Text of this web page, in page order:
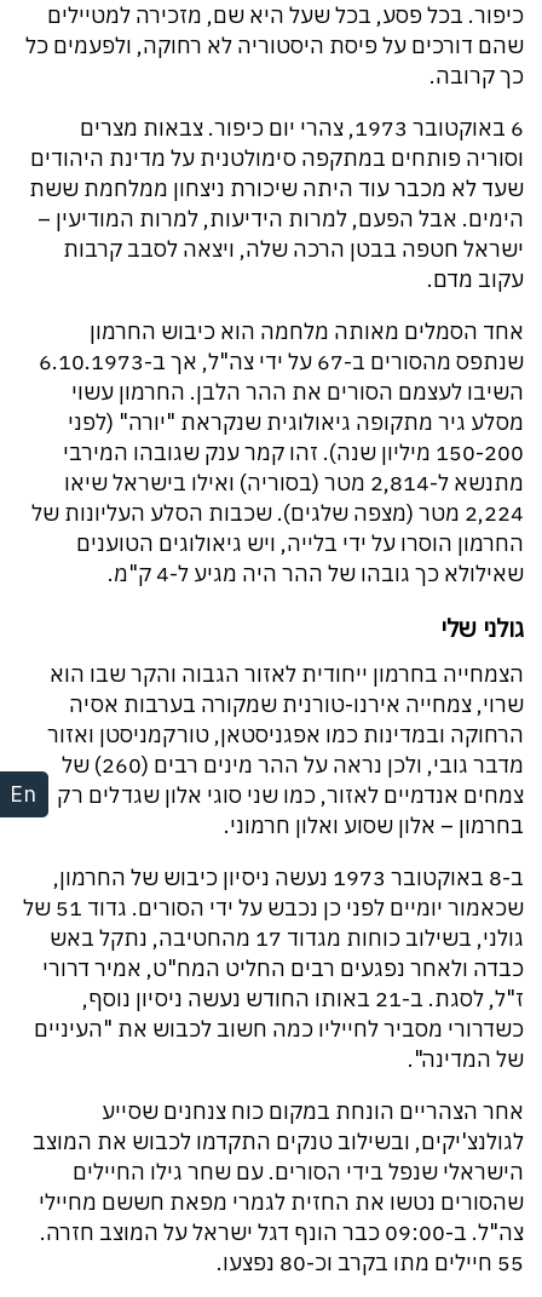
En
כיפור. בכל פסע, בכל שעל היא שם, מזכירה למטיילים
שהם דורכים על פיסת היסטוריה לא רחוקה, ולפעמים כל
כך קרובה.
6 באוקטובר 1973, צהרי יום כיפור. צבאות מצרים
וסוריה פותחים במתקפה סימולטנית על מדינת היהודים
שעד לא מכבר עוד היתה שיכורת ניצחון ממלחמת ששת
הימים. אבל הפעם, למרות הידיעות, למרות המודיעין –
ישראל חטפה בבטן הרכה שלה, ויצאה לסבב קרבות
עקוב מדם.
אחד הסמלים מאותה מלחמה הוא כיבוש החרמון
שנתפס מהסורים ב-67 על ידי צה"ל, אך ב-6.10.1973
השיבו לעצמם הסורים את ההר הלבן. החרמון עשוי
מסלע גיר מתקופה גיאולוגית שנקראת "יורה" (לפני
150-200 מיליון שנה). זהו קמר ענק שגובהו המירבי
מתנשא ל-2,814 מטר (בסוריה) ואילו בישראל שיאו
2,224 מטר (מצפה שלגים). שכבות הסלע העליונות של
החרמון הוסרו על ידי בלייה, ויש גיאולוגים הטוענים
שאילולא כך גובהו של ההר היה מגיע ל-4 ק"מ.
גולני שלי
הצמחייה בחרמון ייחודית לאזור הגבוה והקר שבו הוא
שרוי, צמחייה אירנו-טורנית שמקורה בערבות אסיה
הרחוקה ובמדינות כמו אפגניסטאן, טורקמניסטן ואזור
מדבר גובי, ולכן נראה על ההר מינים רבים (260) של
צמחים אנדמיים לאזור, כמו שני סוגי אלון שגדלים רק
בחרמון – אלון שסוע ואלון חרמוני.
ב-8 באוקטובר 1973 נעשה ניסיון כיבוש של החרמון,
שכאמור יומיים לפני כן נכבש על ידי הסורים. גדוד 51 של
גולני, בשילוב כוחות מגדוד 17 מהחטיבה, נתקל באש
כבדה ולאחר נפגעים רבים החליט המח"ט, אמיר דרורי
ז"ל, לסגת. ב-21 באותו החודש נעשה ניסיון נוסף,
כשדרורי מסביר לחייליו כמה חשוב לכבוש את "העיניים
של המדינה".
אחר הצהריים הונחת במקום כוח צנחנים שסייע
לגולנצ'יקים, ובשילוב טנקים התקדמו לכבוש את המוצב
הישראלי שנפל בידי הסורים. עם שחר גילו החיילים
שהסורים נטשו את החזית לגמרי מפאת חששם מחיילי
צה"ל. ב-09:00 כבר הונף דגל ישראל על המוצב חזרה.
55 חיילים מתו בקרב וכ-80 נפצעו.